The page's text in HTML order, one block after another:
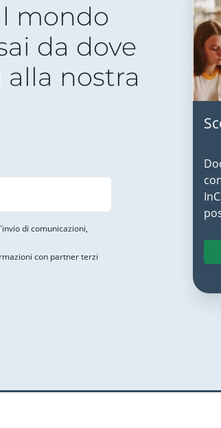
mondo
da dove
nostra
di comunicazioni,
con partner terzi